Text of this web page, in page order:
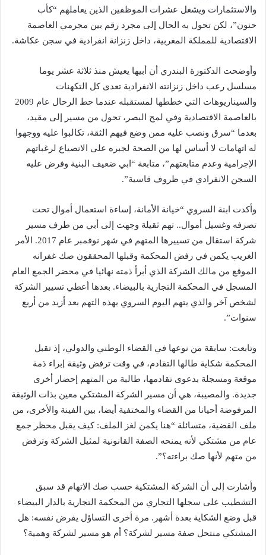
والاستثمارات ويشغل عشرات الموظفين الذين يعاملهم “كأب
حنون”، لكن تحول به الحال إلى مجرد رقم بين مجرمي العاصمة
الاقتصادية للمملكة المغربية، داخل زنزانة انفرادية في سجن عكاشة.
وأوضحت الدكتورة البندري أن أبيها يعيش منذ ثلاثة عشر يوما
مسلسل رعب داخل زنزانته الانفرادية تعدى كل التكهنات
والسيناريوهات التي خططها لمستقبله عندما حط الرحال عام 2009
بالعاصمة الاقتصادية وفي لمح البصر، تحول من مسير إلى مقيد،
بعدما “سرق ونصب عليه ممن وضع فيهم الثقة، تكالبوا عليه ووجهوا
له اتهامات لا أساس لها من الصحة لجبره على الانصياع لرغباتهم
الإجرامية وعدم متابعتهم”، متابعة “ابي ضعيف البنية وفرض عليه
السجن الانفرادي في ظروف قاسية”.
وأكدت ابنة السروي “خيانة الأمانة، إساءة استعمال أموال تحت
تصرفه وغسيل أموال.. تهم ثقيلة وجهت إلى أبي من طرف مسير
شركة استقال من تسييرها المتهم في شهر نوفمبر عام 2017. الأمر
الغريب يكمن في رفض المحكمة وقبلها المحققون صك غفرانه
الموقع من مالك الشركة الذي أبرأ ذمته نهائيا في محضر الجمع العام
المسجل في المحكمة التجارية بالبيضاء. بعدها أعطي تسيير الشركة
لشخص آخر والذي يتهم اليوم السروي بهذه التهم بعد أزيد من أربع
سنوات”.
وتابعت: سابقة من نوعها في القضاء الوطني والدولي، إذ تقبل
المحكمة شكاية طالها التقادم، في وقت ترفض وثيقة إبراء ذمة
موقعة ومسجلة بدعوى تقادمها، طالبة من المتهم إحضار أخرى
جديدة. والمصيبة، هي أن مسير الشركة المشتكي معين بذات الوثيقة
المرفوضة أحيانا من القضاء والمختفية أيضا، بين الفينة والأخرى، من
ملف القضية، متسائلة “هنا يكمن لغز الملف: كيف يقبل محظر جمع
عام من مشتكي لأنه يمنحه الصفة القانونية لمثيل الشركة وترفض
من متهم لأنها صك براءته؟”.
وأشارت إلى أن الشركة المشتكية حسب صك الاتهام قد سبق
التشطيب على سجلها التجاري من المحكمة التجارية بالدار البيضاء
قبل وضع الشكاية بعدة أشهر. مرة أخرى التساؤل يفرض نفسه: هل
المشتكي منتحل صفة مسير لشركة؟ أم هو مسير لشركة وهمية؟